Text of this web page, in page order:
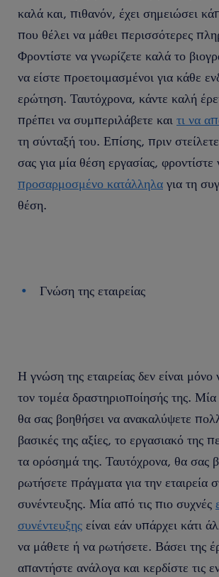
καλά και, πιθανόν, έχει σημειώσει
που θέλει να μάθει περισσότερες
Φροντίστε να γνωρίζετε καλά το
να είστε προετοιμασμένοι για κάθε
ερώτηση. Ταυτόχρονα, κάντε καλή
πρέπει να συμπεριλάβετε και τι να
τη σύνταξή του. Επίσης, πριν
σας για μία θέση εργασίας, φροντίστε
προσαρμοσμένο κατάλληλα για τη
θέση.
Γνώση της εταιρείας
Η γνώση της εταιρείας δεν είναι μόνο
τον τομέα δραστηριοποίησής της. Μία
θα σας βοηθήσει να ανακαλύψετε
βασικές της αξίες, το εργασιακό της
τα ορόσημά της. Ταυτόχρονα, θα σας
ρωτήσετε πράγματα για την εταιρεία
συνέντευξης. Μία από τις πιο συχνές
συνέντευξης είναι εάν υπάρχει κάτι
να μάθετε ή να ρωτήσετε. Βάσει της
απαντήστε ανάλογα και κερδίστε τις